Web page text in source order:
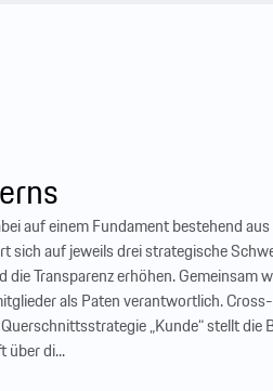
auf einem Fundament bestehend
sich auf jeweils drei strategische
Transparenz erhöhen. Gemeinsam
als Paten verantwortlich.
„Kunde“ stellt
über di...